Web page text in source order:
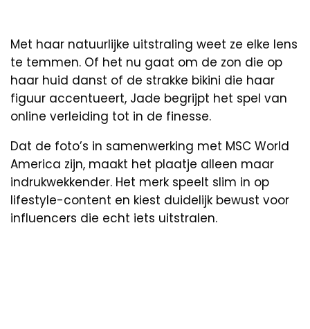
Met haar natuurlijke uitstraling weet ze elke lens
te temmen. Of het nu gaat om de zon die op
haar huid danst of de strakke bikini die haar
figuur accentueert, Jade begrijpt het spel van
online verleiding tot in de finesse.
Dat de foto’s in samenwerking met MSC World
America zijn, maakt het plaatje alleen maar
indrukwekkender. Het merk speelt slim in op
lifestyle-content en kiest duidelijk bewust voor
influencers die echt iets uitstralen.